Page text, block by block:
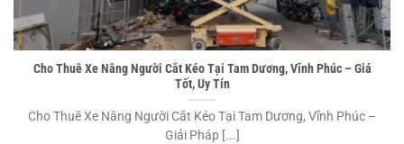
Cho Thuê Xe Nâng Người Cắt Kéo Tại Tam Dương, Vĩnh Phúc – Giá
Tốt, Uy Tín
Cho Thuê Xe Nâng Người Cắt Kéo Tại Tam Dương, Vĩnh Phúc –
Giải Pháp [...]